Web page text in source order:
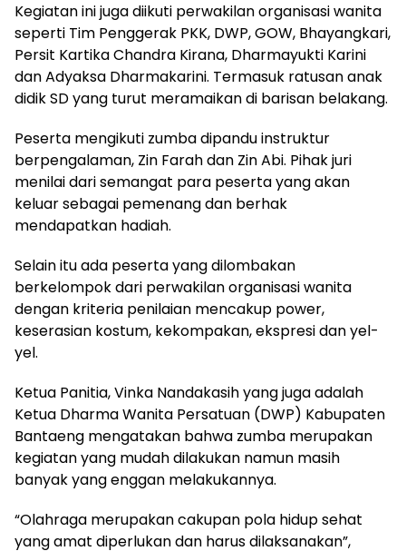
Kegiatan ini juga diikuti perwakilan organisasi wanita
seperti Tim Penggerak PKK, DWP, GOW, Bhayangkari,
Persit Kartika Chandra Kirana, Dharmayukti Karini
dan Adyaksa Dharmakarini. Termasuk ratusan anak
didik SD yang turut meramaikan di barisan belakang.
Peserta mengikuti zumba dipandu instruktur
berpengalaman, Zin Farah dan Zin Abi. Pihak juri
menilai dari semangat para peserta yang akan
keluar sebagai pemenang dan berhak
mendapatkan hadiah.
Selain itu ada peserta yang dilombakan
berkelompok dari perwakilan organisasi wanita
dengan kriteria penilaian mencakup power,
keserasian kostum, kekompakan, ekspresi dan yel-
yel.
Ketua Panitia, Vinka Nandakasih yang juga adalah
Ketua Dharma Wanita Persatuan (DWP) Kabupaten
Bantaeng mengatakan bahwa zumba merupakan
kegiatan yang mudah dilakukan namun masih
banyak yang enggan melakukannya.
“Olahraga merupakan cakupan pola hidup sehat
yang amat diperlukan dan harus dilaksanakan”,